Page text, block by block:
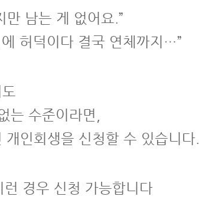
만 남는 게 없어요.”
허덕이다 결국 연체까지…”
는 수준이라면,
개인회생을 신청할 수 있습니다.
경우 신청 가능합니다